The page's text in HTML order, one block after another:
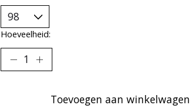
Hoeveelheid:
Toevoegen aan winkelwagen